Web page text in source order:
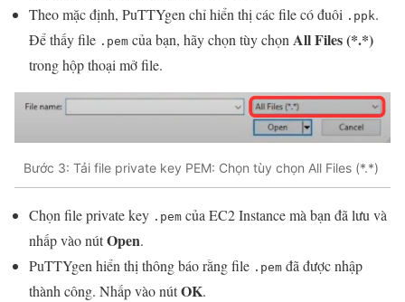
Theo mặc định, PuTTYgen chỉ hiển thị các file có đuôi .ppk.
Để thấy file .pem của bạn, hãy chọn tùy chọn All Files (*.*)
trong hộp thoại mở file.
Bước 3: Tải file private key PEM: Chọn tùy chọn All Files (*.*)
Chọn file private key .pem của EC2 Instance mà bạn đã lưu và
nhấp vào nútOpen.
PuTTYgen hiển thị thông báo rằng file .pem đã được nhập
thành công. Nhấp vào nútOK.